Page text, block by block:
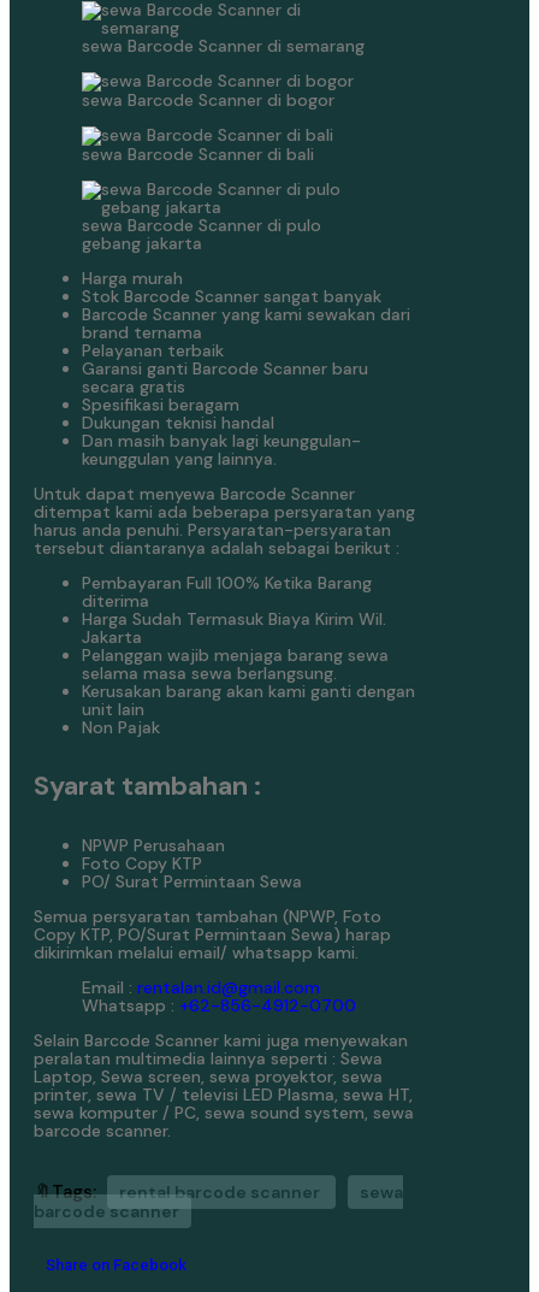
sewa Barcode Scanner di semarang
sewa Barcode Scanner di bogor
sewa Barcode Scanner di bali
sewa Barcode Scanner di pulo
gebang jakarta
Harga murah
Stok Barcode Scanner sangat banyak
Barcode Scanner yang kami sewakan dari
brand ternama
Pelayanan terbaik
Garansi ganti Barcode Scanner baru
secara gratis
Spesifikasi beragam
Dukungan teknisi handal
Dan masih banyak lagi keunggulan-
keunggulan yang lainnya.
Untuk dapat menyewa Barcode Scanner
ditempat kami ada beberapa persyaratan yang
harus anda penuhi. Persyaratan-persyaratan
tersebut diantaranya adalah sebagai berikut :
Pembayaran Full 100% Ketika Barang
diterima
Harga Sudah Termasuk Biaya Kirim Wil.
Jakarta
Pelanggan wajib menjaga barang sewa
selama masa sewa berlangsung.
Kerusakan barang akan kami ganti dengan
unit lain
Non Pajak
Syarat tambahan :
NPWP Perusahaan
Foto Copy KTP
PO/ Surat Permintaan Sewa
Semua persyaratan tambahan (NPWP, Foto
Copy KTP, PO/Surat Permintaan Sewa) harap
dikirimkan melalui email/ whatsapp kami.
Email : rentalan.id@gmail.com
Whatsapp : +62-856-4912-0700
Selain Barcode Scanner kami juga menyewakan
peralatan multimedia lainnya seperti : Sewa
Laptop, Sewa screen, sewa proyektor, sewa
printer, sewa TV / televisi LED Plasma, sewa HT,
sewa komputer / PC, sewa sound system, sewa
barcode scanner.
🔖Tags: rental barcode scanner
sewa
barcode scanner
Share on Facebook